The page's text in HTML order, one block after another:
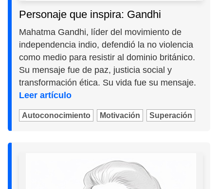
Personaje que inspira: Gandhi
Mahatma Gandhi, líder del movimiento de
independencia indio, defendió la no violencia
como medio para resistir al dominio británico.
Su mensaje fue de paz, justicia social y
transformación ética. Su vida fue su mensaje.
Leer artículo
Autoconocimiento Motivación Superación